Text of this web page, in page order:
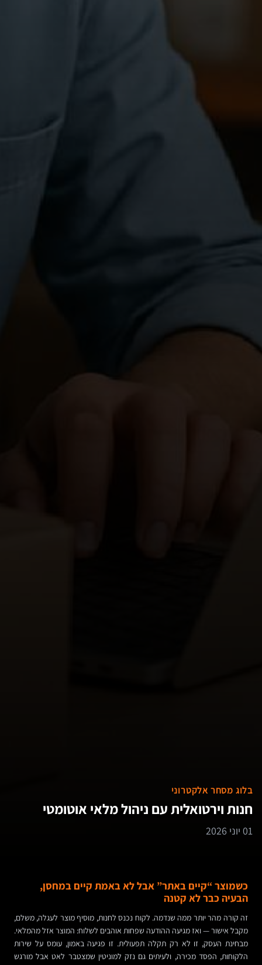
בלוג מסחר אלקטרוני
חנות וירטואלית עם ניהול מלאי אוטומטי
01 יוני 2026
כשמוצר “קיים באתר” אבל לא באמת קיים במחסן,
הבעיה כבר לא קטנה
זה קורה מהר יותר ממה שנדמה. לקוח נכנס לחנות, מוסיף מוצר לעגלה, משלם,
מקבל אישור — ואז מגיעה ההודעה שפחות אוהבים לשלוח: המוצר אזל מהמלאי.
מבחינת העסק, זו לא רק תקלה תפעולית. זו פגיעה באמון, עומס על שירות
הלקוחות, הפסד מכירה, ולעיתים גם נזק למוניטין שמצטבר לאט אבל מורגש